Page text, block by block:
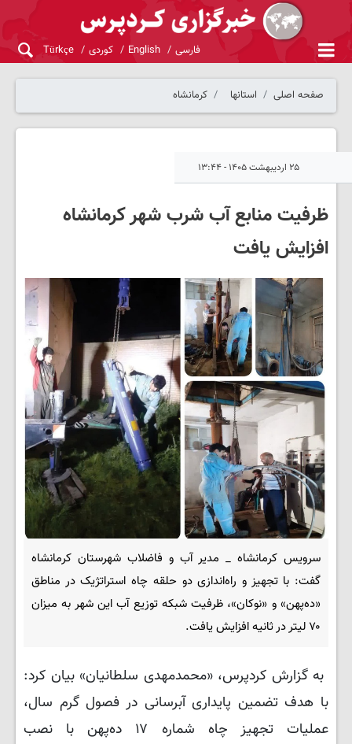
فارسی English کوردی Türkçe
صفحه اصلی استانها کرمانشاه
۲۵ اردیبهشت ۱۴۰۵ - ۱۳:۴۴
ظرفیت منابع آب شرب شهر کرمانشاه
افزایش یافت
سرویس کرمانشاه _ مدیر آب و فاضلاب شهرستان کرمانشاه
گفت: با تجهیز و راه‌اندازی دو حلقه چاه استراتژیک در مناطق
«ده‌پهن» و «نوکان»، ظرفیت شبکه توزیع آب این شهر به میزان
۷۰ لیتر در ثانیه افزایش یافت.
به گزارش کردپرس، «محمدمهدی سلطانیان» بیان کرد:
با هدف تضمین پایداری آبرسانی در فصول گرم سال،
عملیات تجهیز چاه شماره ۱۷ ده‌پهن با نصب